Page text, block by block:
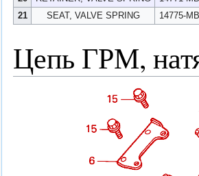
21
SEAT, VALVE SPRING 14775-
Цепь ГРМ,